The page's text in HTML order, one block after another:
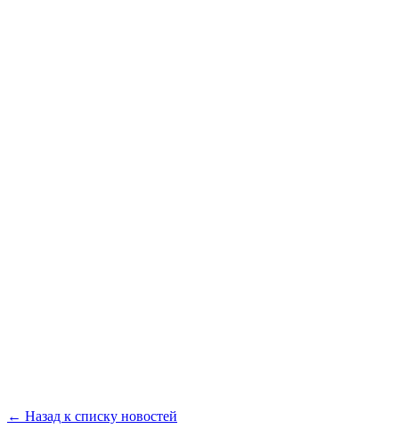
← Назад к списку новостей